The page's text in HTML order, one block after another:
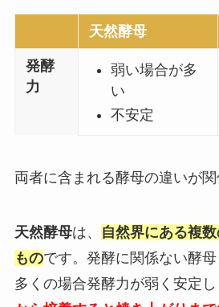
天然酵母
発酵
力
弱い場合が多
い
不安定
両者に含まれる酵母の違いが関
天然酵母は、
自然界にある複
ものです。発酵に関係ない酵母
多くの場合発酵力が弱く安定し